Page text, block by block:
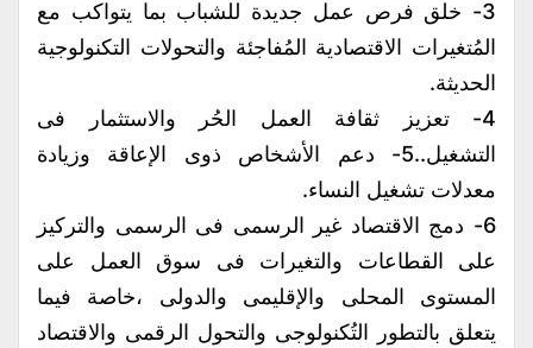
3- خلق فرص عمل جديدة للشباب بما يتواكب مع
المُتغيرات الاقتصادية المُفاجئة والتحولات التكنولوجية
الحديثة.
4- تعزيز ثقافة العمل الحُر والاستثمار فى
التشغيل..5- دعم الأشخاص ذوى الإعاقة وزيادة
معدلات تشغيل النساء.
6- دمج الاقتصاد غير الرسمى فى الرسمى والتركيز
على القطاعات والتغيرات فى سوق العمل على
المستوى المحلى والإقليمى والدولى ،خاصة فيما
يتعلق بالتطور التُكنولوجى والتحول الرقمى والاقتصاد